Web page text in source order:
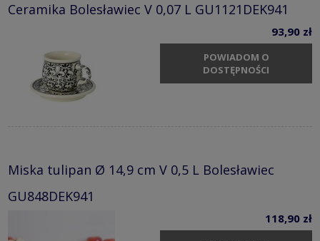
Ceramika Bolesławiec V 0,07 L GU1121DEK941
93,90 zł
POWIADOM O
DOSTĘPNOŚCI
Miska tulipan Ø 14,9 cm V 0,5 L Bolesławiec
GU848DEK941
118,90 zł